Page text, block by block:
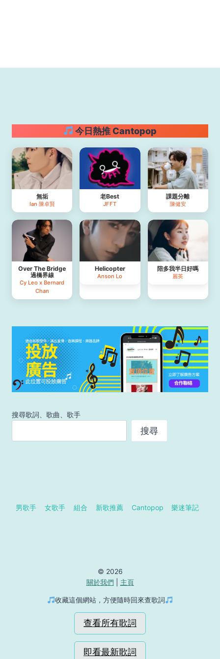
今日熱推 Cantopop
無垢
Ian 陳卓賢
老Best
JFFT
課題分離
陳健安
Over The Bridge
過橋界線
Cy Leo x Bernard
Chan
Helicopter
Anson Lo
陪多我半日好嗎
麗英
搜尋歌詞、歌曲、歌手
搜尋
男歌手 女歌手 組合 新歌推薦 Cantopop 樂迷筆記
© 2026
關於我們
主頁
收藏這個網站，方便隨時回來查歌詞
查看所有歌詞
即看最新歌詞